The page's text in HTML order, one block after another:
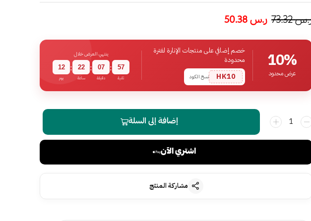
73.32 ر.س50.38
10%
عرض محدود
خصم إضافي على منتجات الإنارة لفترة
محدودة
HK10 نسخ الكود
ينتهي العرض خلال
12
يوم
: 22
ساعة
: 07
دقيقة
: 56
ثانية
إضافة إلى السلة
اشتري الآن
مشاركة المنتج